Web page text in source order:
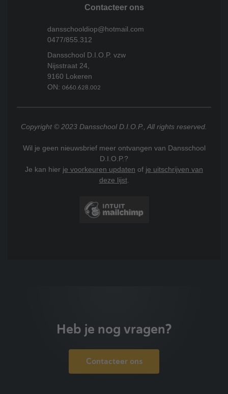
Contacteer ons
dansschooldiop@hotmail.com
0477/855.312
Dansschool D.I.O.P. vzw
Nijsstraat 24,
9160 Lokeren
ON: 0660.628.002
Copyright © 2023 Dansschool D.I.O.P., All rights reserved.
Wil je geen nieuwsbrief meer ontvangen van Dansschool
D.I.O.P.?
Je kan hier je voorkeuren updaten of je uitschrijven van
deze lijst.
Heb je nog vragen?
Contacteer ons